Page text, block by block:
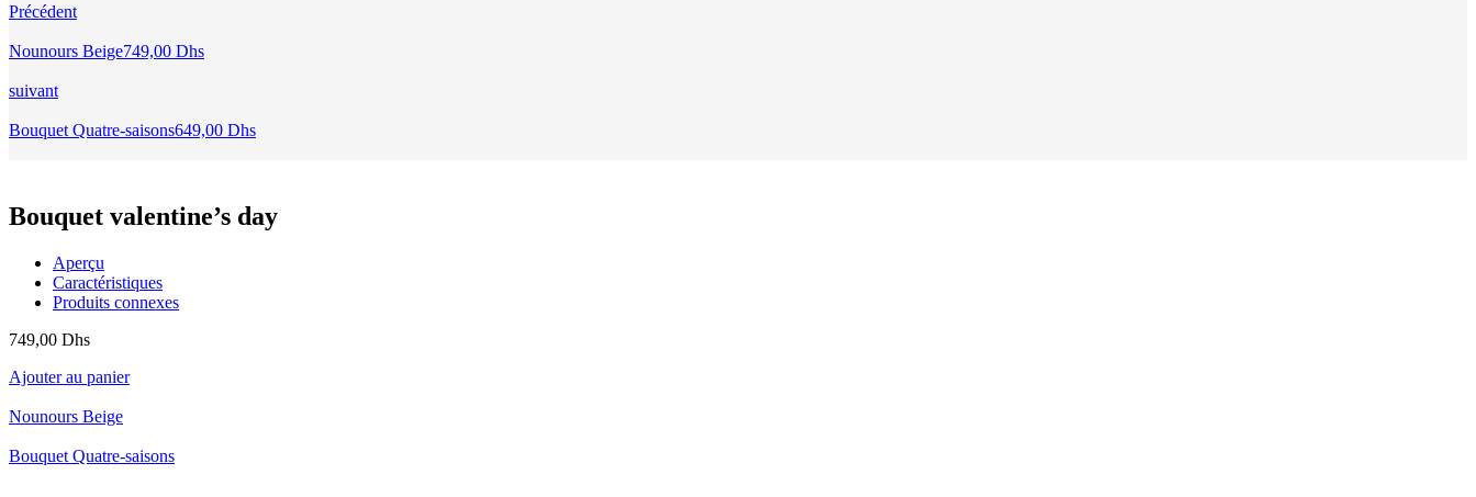
Précédent
Nounours Beige749,00 Dhs
suivant
Bouquet Quatre-saisons649,00 Dhs
Bouquet valentine’s day
Aperçu
Caractéristiques
Produits connexes
749,00 Dhs
Ajouter au panier
Nounours Beige
Bouquet Quatre-saisons